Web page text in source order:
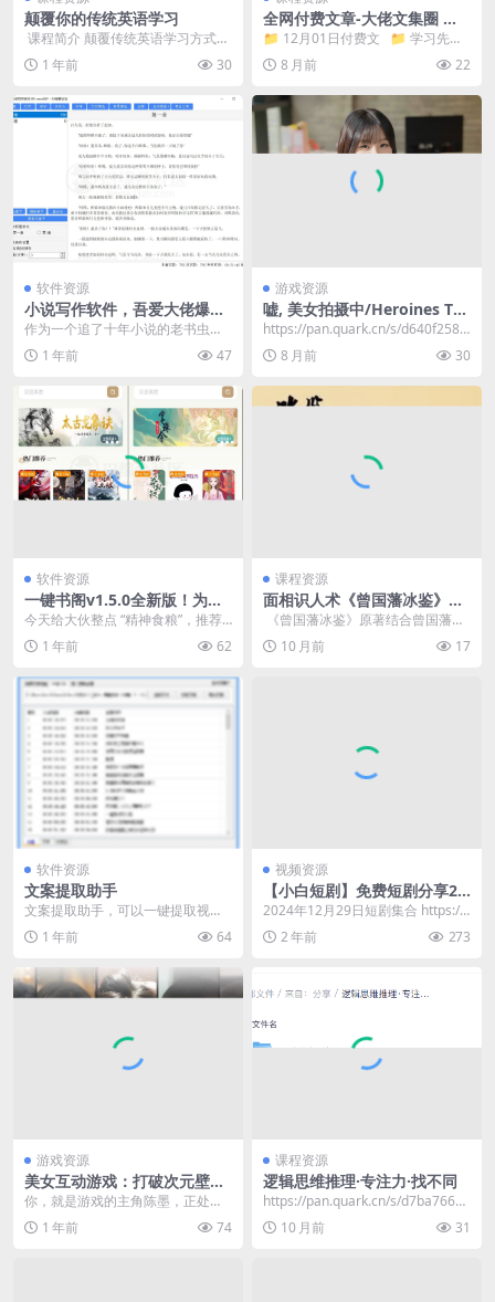
颠覆你的传统英语学习
​ 课程简介 颠覆传统英语学习方式，
用正确的英语学习方法！ 用人人都
能“速成”的...
1 年前 30
全网付费文章-大佬文集圈 学
习先锋 精选研报 12月1日更新
📁 12月01日付费文 📁 学习先锋
📁 大佬文集 ...
8 月前 22
软件资源
小说写作软件，吾爱大佬爆肝
原创！让码字如喝水般轻松
作为一个追了十年小说的老书虫，
从小学蹲在被窝看《坏蛋是怎么练
成的》，到现在挑书挑...
1 年前 47
游戏资源
嘘, 美女拍摄中/Heroines Thr
ough My Lens
https://pan.quark.cn/s/d640f258d
e85​
8 月前 30
软件资源
一键书阁v1.5.0全新版！为爱
发电，无需“破解”
今天给大伙整点 “精神食粮”，推荐
一款超厉害的小说阅读神器 —— 一
键书阁，专为...
1 年前 62
课程资源
面相识人术《曾国藩冰鉴》原
著+视频课
​ 《曾国藩冰鉴》原著结合曾国藩识
人、用人经验，吸收相术精华，是
一部相面识人的实...
10 月前 17
软件资源
文案提取助手
文案提取助手，可以一键提取视频
或音频的文字内容，可一键导出为T
XT、str、lr...
1 年前 64
视频资源
【小白短剧】免费短剧分享20
24年12月29日
2024年12月29日短剧集合 https://
pan.quark.cn/s/9...
2 年前 273
游戏资源
美女互动游戏：打破次元壁恋
爱《对不起，我把美女包围
了》邂逅五位魅力女主
你，就是游戏的主角陈墨，正处在
年轻有为、事业扬帆起航的关键时
期，可命运似乎总爱开...
1 年前 74
课程资源
逻辑思维推理·专注力·找不同
https://pan.quark.cn/s/d7ba766e8
b4a
10 月前 31